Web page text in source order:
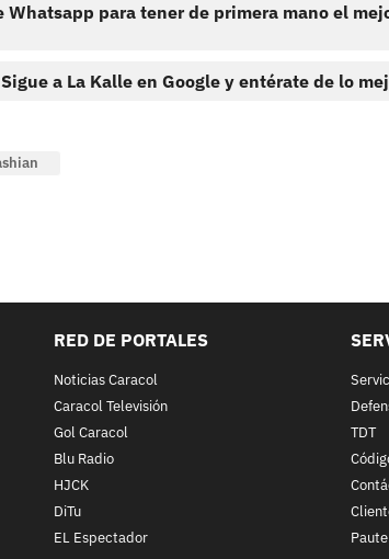
Whatsapp para tener de primera mano el
Sigue a La Kalle en Google y entérate de lo
RED DE PORTALES
Noticias Caracol
Caracol Televisión
Gol Caracol
Blu Radio
HJCK
DiTu
EL Espectador
TDT